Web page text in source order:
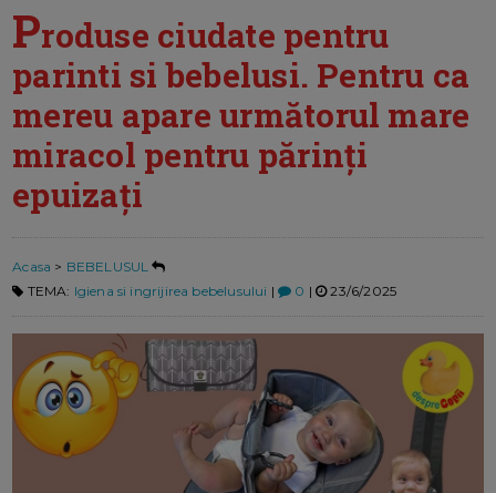
Produse ciudate pentru
parinti si bebelusi. Pentru ca
mereu apare următorul mare
miracol pentru părinți
epuizați
Acasa > BEBELUSUL
TEMA: Igiena si ingrijirea bebelusului | 0 | 23/6/2025